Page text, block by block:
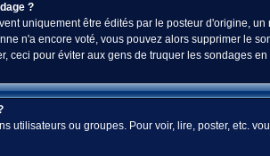
?
uniquement être édités par le posteur d'origine,
n'a encore voté, vous pouvez alors supprimer le
ceci pour éviter aux gens de truquer les sondages
utilisateurs ou groupes. Pour voir, lire, poster, etc.